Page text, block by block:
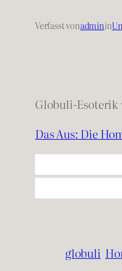
Verfasst vonadminin
Globuli-
Das Aus: Die
globuli